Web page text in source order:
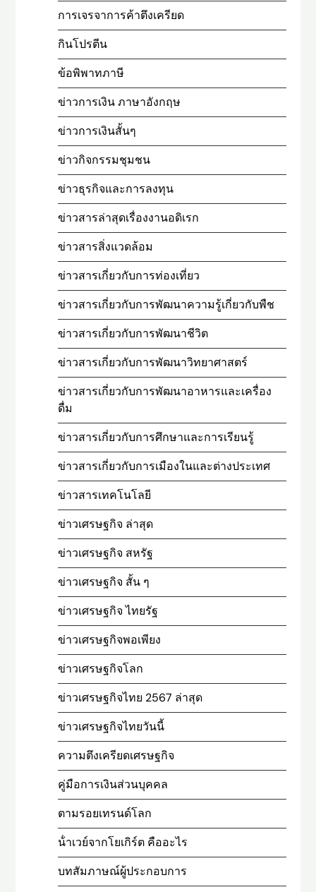
การเจรจาการค้าตึงเครียด
กินโปรตีน
ข้อพิพาทภาษี
ข่าวการเงิน ภาษาอังกฤษ
ข่าวการเงินสั้นๆ
ข่าวกิจกรรมชุมชน
ข่าวธุรกิจและการลงทุน
ข่าวสารล่าสุดเรื่องงานอดิเรก
ข่าวสารสิ่งแวดล้อม
ข่าวสารเกี่ยวกับการท่องเที่ยว
ข่าวสารเกี่ยวกับการพัฒนาความรู้เกี่ยวกับพืช
ข่าวสารเกี่ยวกับการพัฒนาชีวิต
ข่าวสารเกี่ยวกับการพัฒนาวิทยาศาสตร์
ข่าวสารเกี่ยวกับการพัฒนาอาหารและเครื่อง
ดื่ม
ข่าวสารเกี่ยวกับการศึกษาและการเรียนรู้
ข่าวสารเกี่ยวกับการเมืองในและต่างประเทศ
ข่าวสารเทคโนโลยี
ข่าวเศรษฐกิจ ล่าสุด
ข่าวเศรษฐกิจ สหรัฐ
ข่าวเศรษฐกิจ สั้น ๆ
ข่าวเศรษฐกิจ ไทยรัฐ
ข่าวเศรษฐกิจพอเพียง
ข่าวเศรษฐกิจโลก
ข่าวเศรษฐกิจไทย 2567 ล่าสุด
ข่าวเศรษฐกิจไทยวันนี้
ความตึงเครียดเศรษฐกิจ
คู่มือการเงินส่วนบุคคล
ตามรอยเทรนด์โลก
น้ําเวย์จากโยเกิร์ต คืออะไร
บทสัมภาษณ์ผู้ประกอบการ